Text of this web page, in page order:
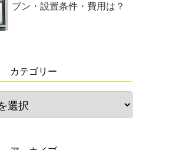
ブン・設置条件・費用は？
カテゴリー